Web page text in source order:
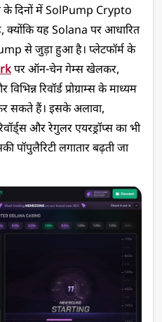
के दिनों में SolPump Crypto
यह Solana पर आधारित
से जुड़ा हुआ है। प्लेटफॉर्म के
पर ऑन-चेन गेम्स खेलकर,
रिवॉर्ड प्रोग्राम्स के माध्यम
सकते हैं। इसके अलावा,
और रेगुलर एयरड्रॉप्स का भी
पॉपुलैरिटी लगातार बढ़ती जा